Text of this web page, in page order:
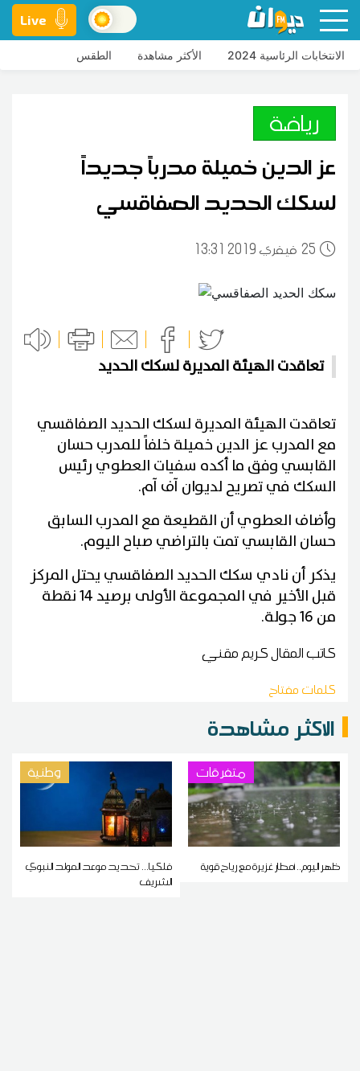
Live
الانتخابات الرئاسية 2024 الأكثر مشاهدة الطقس
رياضة
عز الدين خميلة مدرباً جديداً
لسكك الحديد الصفاقسي
25 13:31 2019 فيفري
تعاقدت الهيئة المديرة لسكك الحديد
تعاقدت الهيئة المديرة لسكك الحديد الصفاقسي
مع المدرب عز الدين خميلة خلفاً للمدرب حسان
القابسي وفق ما أكده سفيات العطوي رئيس
السكك في تصريح لديوان آف آم.
وأضاف العطوي أن القطيعة مع المدرب السابق
حسان القابسي تمت بالتراضي صباح اليوم.
يذكر أن نادي سكك الحديد الصفاقسي يحتل المركز
قبل الأخير في المجموعة الأولى برصيد 14 نقطة
من 16 جولة
.
كاتب المقالكريم مقني
كلمات مفتاح
الاكثر مشاهدة
متفرقات
ظهر اليوم.. أمطار غزيرة مع رياح قوية
وطنية
فلكيا... تحديد موعد المولد النبوي
الشريف